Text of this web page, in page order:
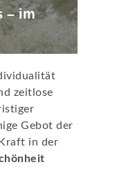
– im
zeitlose
Gebot der
in der